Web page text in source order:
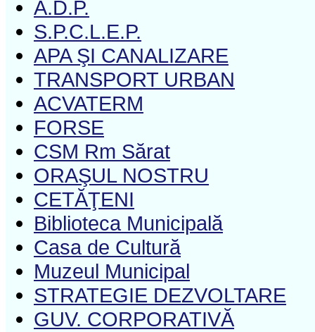
A.D.P.
S.P.C.L.E.P.
APA ŞI CANALIZARE
TRANSPORT URBAN
ACVATERM
FORSE
CSM Rm Sărat
ORAŞUL NOSTRU
CETĂŢENI
Biblioteca Municipală
Casa de Cultură
Muzeul Municipal
STRATEGIE DEZVOLTARE
GUV. CORPORATIVĂ